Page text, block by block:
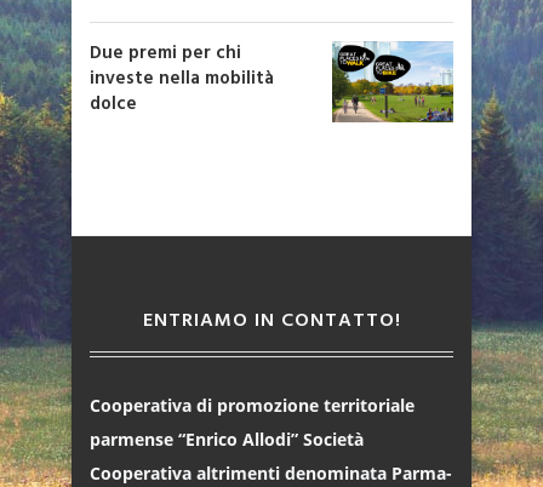
Due premi per chi
investe nella mobilità
dolce
ENTRIAMO IN CONTATTO!
Cooperativa di promozione territoriale
parmense “Enrico Allodi” Società
Cooperativa altrimenti denominata Parma-